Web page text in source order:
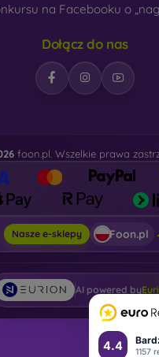
4.4 1157
na Facebooku o
Dołącz do nas
foon.pl. Wszelkie prawa
Nasze e-sklepy Foon.pl
AI powered by